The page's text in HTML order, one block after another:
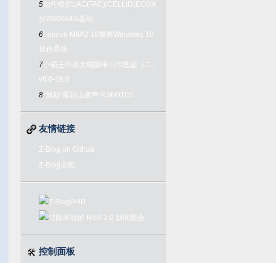
5如何根据LAC(TAC)/CELLID(ECI)区
分2G/3G/4G基站
6Lenovo MIIX2 10重装Windows 10
操作系统
7小霸王中英文电脑学习卡图鉴（二）
v8.0-16.0
8 “创新”最新山寨声卡SN0105
友情链接
Z-Blog on Github
Z-Blog主机
控制面板